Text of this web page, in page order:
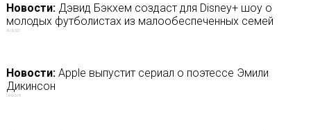
Новости:Дэвид Бэкхем создаст для Disney+ шоу о
молодых футболистах из малообеспеченных семей
05/03/2021
Новости:Apple выпустит сериал о поэтессе Эмили
Дикинсон
04/06/2018